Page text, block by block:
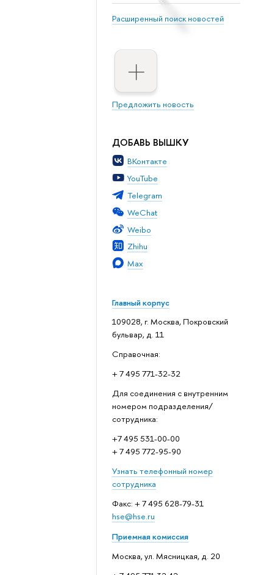
Расширенный поиск новостей
Предложить новость
ДОБАВЬ ВЫШКУ
ВКонтакте
YouTube
Telegram
WeChat
Weibo
Zhihu
Max
Главный корпус
109028, г. Москва, Покровский
бульвар, д. 11
Справочная:
+ 7 495 771-32-32
Для соединения с внутренним
номером подразделения/
сотрудника:
+7 495 531-00-00
+ 7 495 772-95-90
Узнать телефонный номер
сотрудника
Факс: + 7 495 628-79-31
hse@hse.ru
Приемная комиссия
Москва, ул. Мясницкая, д. 20